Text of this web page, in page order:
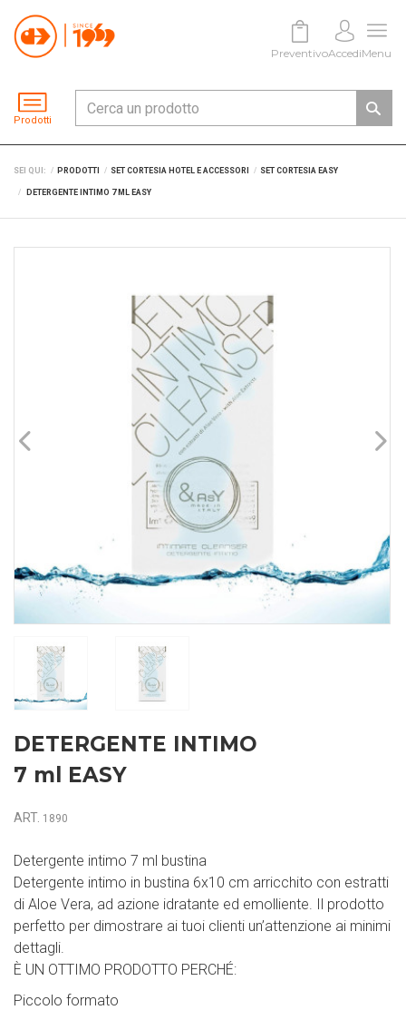
Prodotti
PreventivoAccediMenu
SEI QUI: PRODOTTI SET CORTESIA HOTEL E ACCESSORI SET CORTESIA EASY
DETERGENTE INTIMO 7 ML EASY
DETERGENTE INTIMO
7 ml EASY
ART. 1890
Detergente intimo 7 ml bustina
Detergente intimo in bustina 6x10 cm arricchito con estratti
di Aloe Vera, ad azione idratante ed emolliente. Il prodotto
perfetto per dimostrare ai tuoi clienti un’attenzione ai minimi
dettagli.
È UN OTTIMO PRODOTTO PERCHÉ:
Piccolo formato